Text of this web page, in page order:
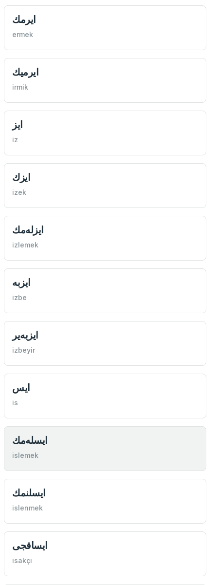
ايرمك
ermek
ايرميك
irmik
ايز
iz
ايزك
izek
ايزله‌مك
izlemek
ايزبه
izbe
ايزبه‌ير
izbeyir
ايس
is
ايسله‌مك
islemek
ايسلنمك
islenmek
ايساقجی
isakçı